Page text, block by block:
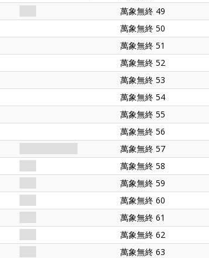
萬象無終 49
萬象無終 50
萬象無終 51
萬象無終 52
萬象無終 53
萬象無終 54
萬象無終 55
萬象無終 56
萬象無終 57
萬象無終 58
萬象無終 59
萬象無終 60
萬象無終 61
萬象無終 62
萬象無終 63